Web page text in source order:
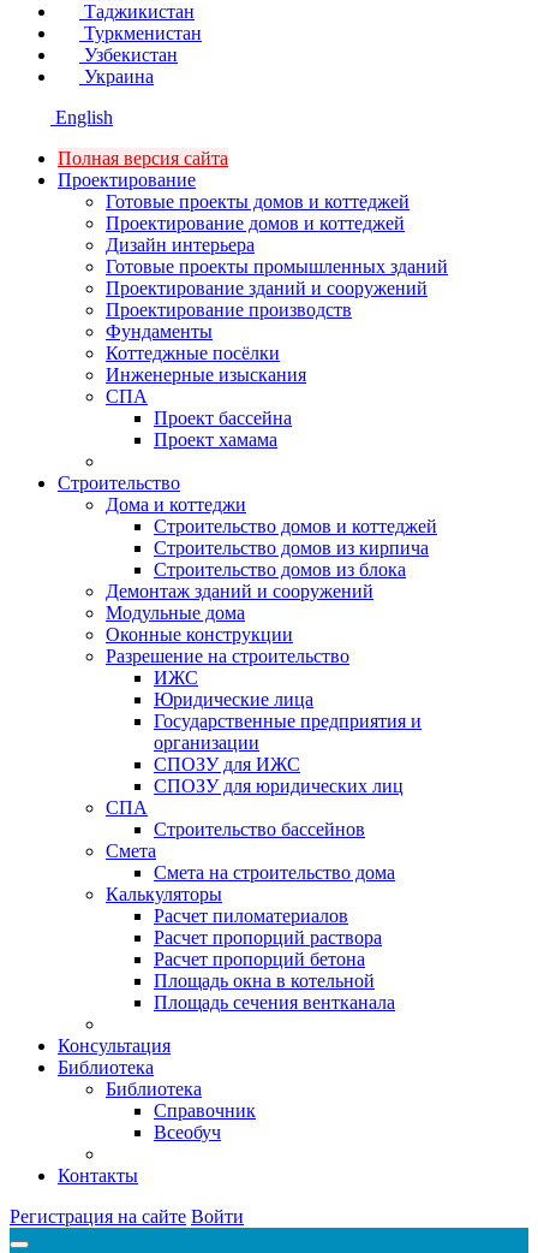
Таджикистан
Туркменистан
Узбекистан
Украина
English
Полная версия сайта
Проектирование
Готовые проекты домов и коттеджей
Проектирование домов и коттеджей
Дизайн интерьера
Готовые проекты промышленных зданий
Проектирование зданий и сооружений
Проектирование производств
Фундаменты
Коттеджные посёлки
Инженерные изыскания
СПА
Проект бассейна
Проект хамама
Строительство
Дома и коттеджи
Строительство домов и коттеджей
Строительство домов из кирпича
Строительство домов из блока
Демонтаж зданий и сооружений
Модульные дома
Оконные конструкции
Разрешение на строительство
ИЖС
Юридические лица
Государственные предприятия и
организации
СПОЗУ для ИЖС
СПОЗУ для юридических лиц
СПА
Строительство бассейнов
Смета
Смета на строительство дома
Калькуляторы
Расчет пиломатериалов
Расчет пропорций раствора
Расчет пропорций бетона
Площадь окна в котельной
Площадь сечения вентканала
Консультация
Библиотека
Библиотека
Справочник
Всеобуч
Контакты
Регистрация на сайте Войти